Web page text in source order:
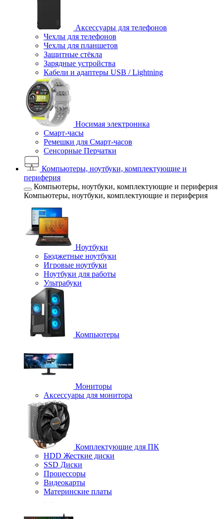
Аксессуары для телефонов
Чехлы для телефонов
Чехлы для планшетов
Защитные стёкла
Зарядные устройства
Кабели и адаптеры USB / Lightning
Носимая электроника
Смарт-часы
Ремешки для Смарт-часов
Сенсорные Перчатки
Компьютеры, ноутбуки, комплектующие и
периферия
Компьютеры, ноутбуки, комплектующие и периферия
Компьютеры, ноутбуки, комплектующие и периферия
Ноутбуки
Бюджетные ноутбуки
Игровые ноутбуки
Ноутбуки для работы
Ультрабуки
Компьютеры
Мониторы
Аксессуары для монитора
Комплектующие для ПК
HDD Жесткие диски
SSD Диски
Процессоры
Видеокарты
Материнские платы